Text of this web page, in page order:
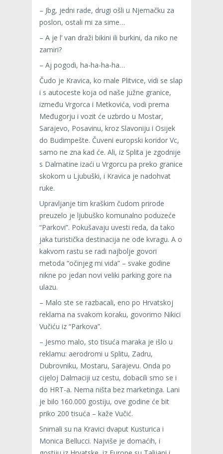
– Jbg, jedni rade, drugi ošli u Njemačku za
poslon, ostali mi za sime…
– A je l’ van draži bikini ili burkini, da niko ne
zamiri?
– Aj pogodi, ha-ha-ha-ha…
Čudo je Kravica, ko male Plitvice, vidi se slap
i s autoceste koja od naše južne granice,
između Vrgorca i Metkovića, vodi prema
Međugorju i vozit će uzbrdo u Mostar,
Sarajevo, Posavinu, kroz Slavoniju i Osijek
do Budimpešte. Čuveni europski koridor Vc,
samo ne zna kad će. Ali, iz Splita je zgodnije
s Dalmatine izaći u Vrgorcu pa preko granice
skokom u Ljubuški, i Kravica je nadohvat
ruke.
Upravljanje tim kraškim čudom prirode
preuzelo je ljubuško komunalno poduzeće
“Parkovi”. Pokušavaju uvesti reda, da tako
jaka turistička destinacija ne ode kvragu. A o
kakvom rastu se radi najbolje govori
metoda “očinjeg mi vida” – svake godine
nikne po jedan novi veliki parking gore na
ulazu.
– Malo ste se razbacali, eno po Hrvatskoj
reklama na svakom koraku, govorimo Nikici
Vučiću iz “Parkova”.
– Jesmo malo, sto tisuća maraka je išlo u
reklamu: aerodromi u Splitu, Zadru,
Dubrovniku, Mostaru, Sarajevu. Onda po
cijeloj Dalmaciji uz cestu, dobacili smo se i
do HRT-a. Nema ništa bez marketinga. Lani
je bilo 160.000 gostiju, ove godine će bit
priko 200 tisuća – kaže Vučić.
Snimali su na Kravici dvaput Kusturica i
Monica Bellucci. Najviše je domaćih, i